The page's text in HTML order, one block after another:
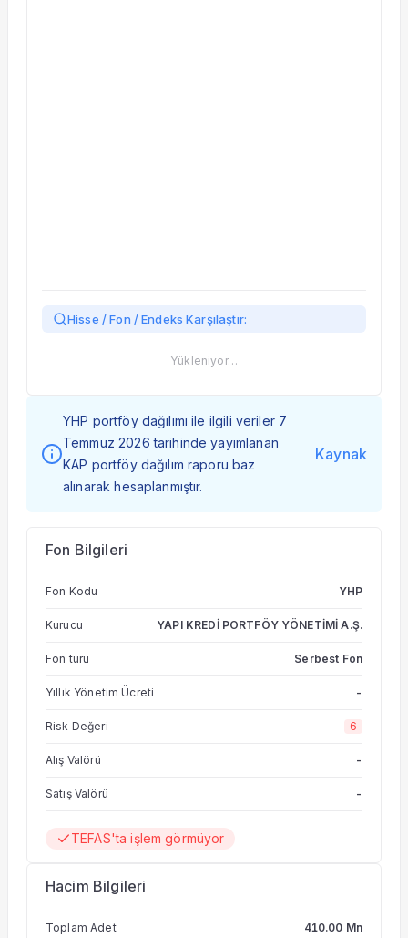
Hisse / Fon / Endeks Karşılaştır:
Yükleniyor…
YHP portföy dağılımı ile ilgili veriler 7
Temmuz 2026 tarihinde yayımlanan
KAP portföy dağılım raporu baz
alınarak hesaplanmıştır.
Kaynak
Fon Bilgileri
Fon Kodu YHP
Kurucu YAPI KREDİ PORTFÖY YÖNETİMİ A.Ş.
Fon türü Serbest Fon
Yıllık Yönetim Ücreti -
Risk Değeri 6
Alış Valörü -
Satış Valörü -
TEFAS'ta işlem görmüyor
Hacim Bilgileri
Toplam Adet 410.00 Mn